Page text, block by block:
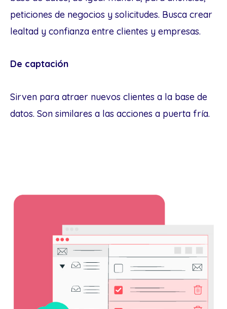
peticiones de negocios y solicitudes. Busca crear
lealtad y confianza entre clientes y empresas.
De captación
Sirven para atraer nuevos clientes a la base de
datos. Son similares a las acciones a puerta fría.